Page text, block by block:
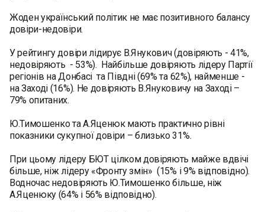
Жоден український політик не має позитивного балансу
довіри-недовіри.
У рейтингу довіри лідирує В.Янукович (довіряють - 41%,
недовіряють - 53%). Найбільше довіряють лідеру Партії
регіонів на Донбасі та Півдні (69% та 62%), найменше -
на Заході (16%). Не довіряють В.Януковичу на Заході –
79% опитаних.
Ю.Тимошенко та А.Яценюк мають практично рівні
показники сукупної довіри – близько 31%.
При цьому лідеру БЮТ цілком довіряють майже вдвічі
більше, ніж лідеру «Фронту змін» (15% і 9% відповідно).
Водночас недовіряють Ю.Тимошенко більше, ніж
А.Яценюку (64% і 56% відповідно).